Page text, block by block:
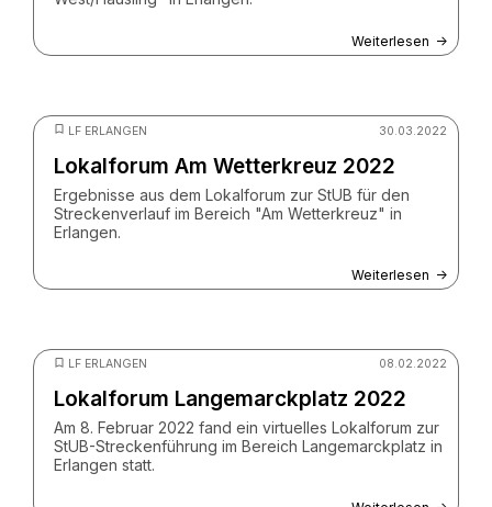
Weiterlesen
LF ERLANGEN 30.03.2022
Lokalforum Am Wetterkreuz 2022
Ergebnisse aus dem Lokalforum zur StUB für den
Streckenverlauf im Bereich "Am Wetterkreuz" in
Erlangen.
Weiterlesen
LF ERLANGEN 08.02.2022
Lokalforum Langemarckplatz 2022
Am 8. Februar 2022 fand ein virtuelles Lokalforum zur
StUB-Streckenführung im Bereich Langemarckplatz in
Erlangen statt.